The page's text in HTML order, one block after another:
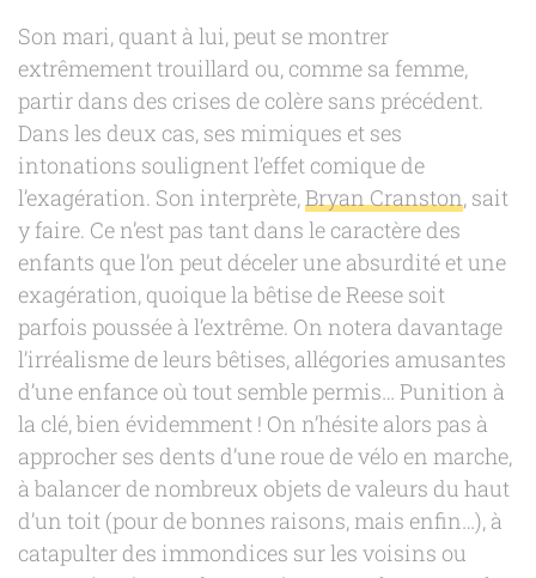
Son mari, quant à lui, peut se montrer
extrêmement trouillard ou, comme sa femme,
partir dans des crises de colère sans précédent.
Dans les deux cas, ses mimiques et ses
intonations soulignent l’effet comique de
l’exagération. Son interprète,Bryan Cranston, sait
y faire. Ce n’est pas tant dans le caractère des
enfants que l’on peut déceler une absurdité et une
exagération, quoique la bêtise de Reese soit
parfois poussée à l’extrême. On notera davantage
l’irréalisme de leurs bêtises, allégories amusantes
d’une enfance où tout semble permis… Punition à
la clé, bien évidemment ! On n’hésite alors pas à
approcher ses dents d’une roue de vélo en marche,
à balancer de nombreux objets de valeurs du haut
d’un toit (pour de bonnes raisons, mais enfin…), à
catapulter des immondices sur les voisins ou